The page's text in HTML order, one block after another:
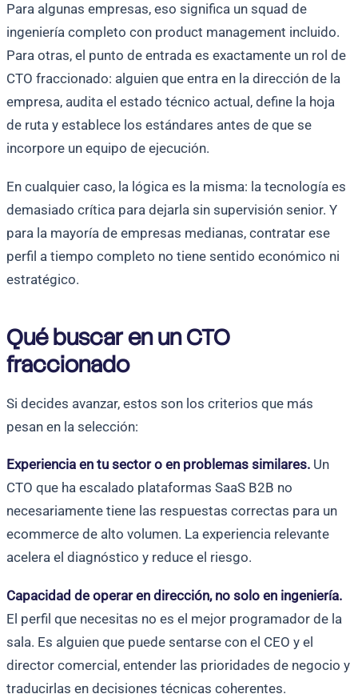
Para algunas empresas, eso significa un squad de
ingeniería completo con product management incluido.
Para otras, el punto de entrada es exactamente un rol de
CTO fraccionado: alguien que entra en la dirección de la
empresa, audita el estado técnico actual, define la hoja
de ruta y establece los estándares antes de que se
incorpore un equipo de ejecución.
En cualquier caso, la lógica es la misma: la tecnología es
demasiado crítica para dejarla sin supervisión senior. Y
para la mayoría de empresas medianas, contratar ese
perfil a tiempo completo no tiene sentido económico ni
estratégico.
Qué buscar en un CTO
fraccionado
Si decides avanzar, estos son los criterios que más
pesan en la selección:
Experiencia en tu sector o en problemas similares. Un
CTO que ha escalado plataformas SaaS B2B no
necesariamente tiene las respuestas correctas para un
ecommerce de alto volumen. La experiencia relevante
acelera el diagnóstico y reduce el riesgo.
Capacidad de operar en dirección, no solo en ingeniería.
El perfil que necesitas no es el mejor programador de la
sala. Es alguien que puede sentarse con el CEO y el
director comercial, entender las prioridades de negocio y
traducirlas en decisiones técnicas coherentes.